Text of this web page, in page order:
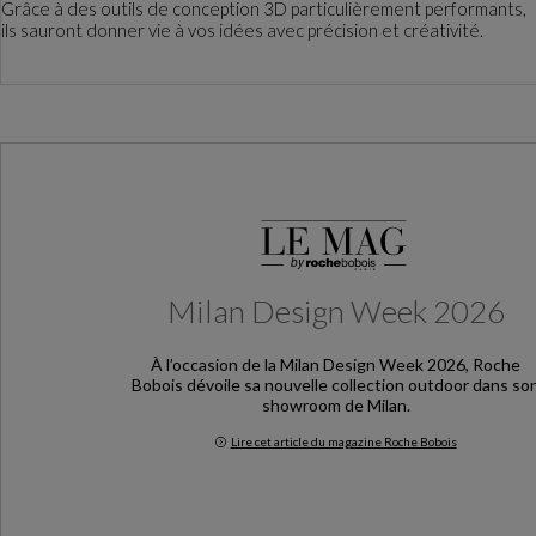
Grâce à des outils de conception 3D particulièrement performants,
ils sauront donner vie à vos idées avec précision et créativité.
Milan Design Week 2026
À l’occasion de la Milan Design Week 2026, Roche
Bobois dévoile sa nouvelle collection outdoor dans
showroom de Milan.
Lire cet article du magazine Roche Bobois
Milan Design Week 2026